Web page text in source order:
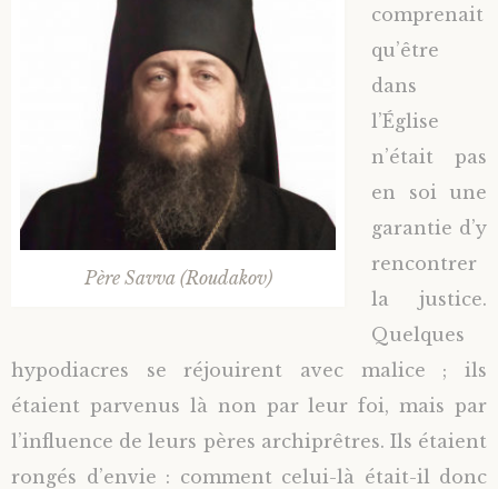
Père Savva (Roudakov)
comprenait
qu’être
dans
l’Église
n’était pas
en soi une
garantie d’y
rencontrer
la justice.
Quelques
hypodiacres se réjouirent avec malice ; ils
étaient parvenus là non par leur foi, mais par
l’influence de leurs pères archiprêtres. Ils étaient
rongés d’envie : comment celui-là était-il donc